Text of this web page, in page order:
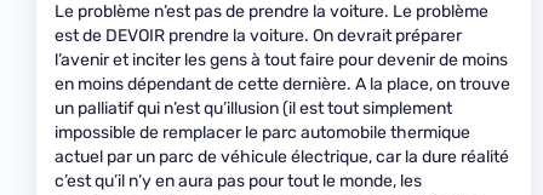
Le problème n’est pas de prendre la voiture. Le problème
est de DEVOIR prendre la voiture. On devrait préparer
l’avenir et inciter les gens à tout faire pour devenir de moins
en moins dépendant de cette dernière. A la place, on trouve
un palliatif qui n’est qu’illusion (il est tout simplement
impossible de remplacer le parc automobile thermique
actuel par un parc de véhicule électrique, car la dure réalité
c’est qu’il n’y en aura pas pour tout le monde, les